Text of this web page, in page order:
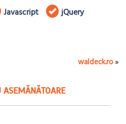
Javascript
jQuery
waldeck.ro»
ASEMĂNĂTOARE